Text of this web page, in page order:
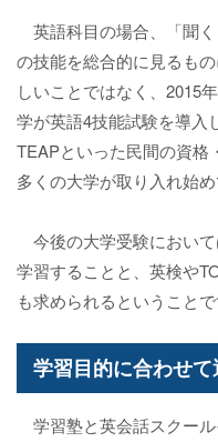
英語科目の場合、「聞
の技能を総合的に見るも
しいことではなく、2015
学が英語4技能試験を導入
TEAPといった民間の資格
多くの大学が取り入れ始め
今後の大学受験におい
学習することと、英検や
も求められるということで
学習目的に合わせ
学習塾と英会話スクー